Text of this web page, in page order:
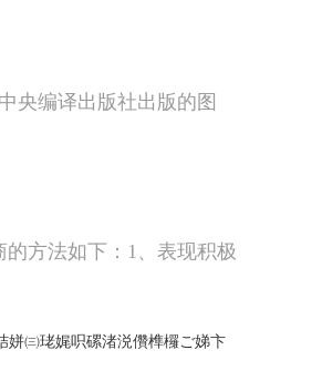
央编译出版社出版的图
方法如下：1、表现积极
姘㈢珯娓呮磥渚涚儹榫欏ご娣卞